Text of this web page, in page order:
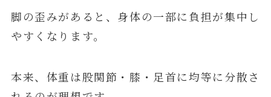
脚の歪みがあると、身体の一部に負担が集中し
やすくなります。
本来、体重は股関節・膝・足首に均等に分散さ